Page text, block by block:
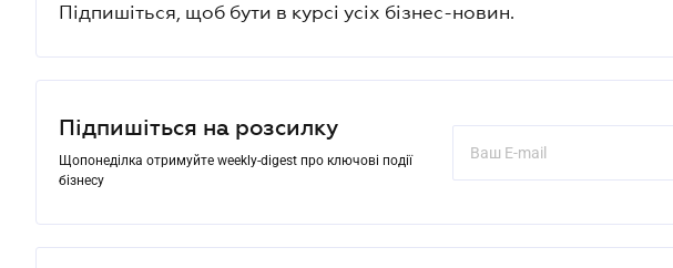
Підпишіться, щоб бути в курсі усіх бізнес-новин.
Підпишіться на розсилку
Щопонеділка отримуйте weekly-digest про ключові події
бізнесу